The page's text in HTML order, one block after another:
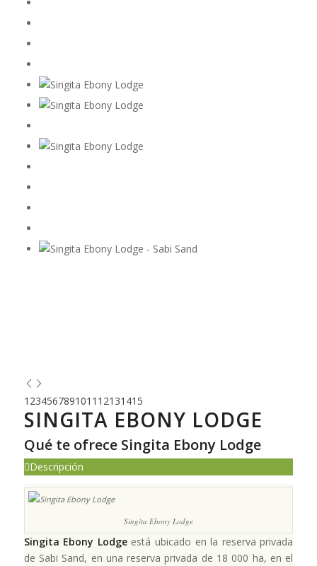
1 234567891011 12131415
SINGITA EBONY LODGE
Qué te ofrece Singita Ebony Lodge
Descripción
Singita Ebony Lodge
Singita Ebony Lodgeestá ubicado en la reserva privada
de Sabi Sand, en una reserva privada de 18 000 ha, en el